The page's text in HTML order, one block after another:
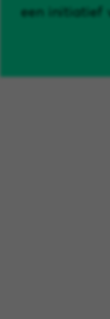
een initiatief